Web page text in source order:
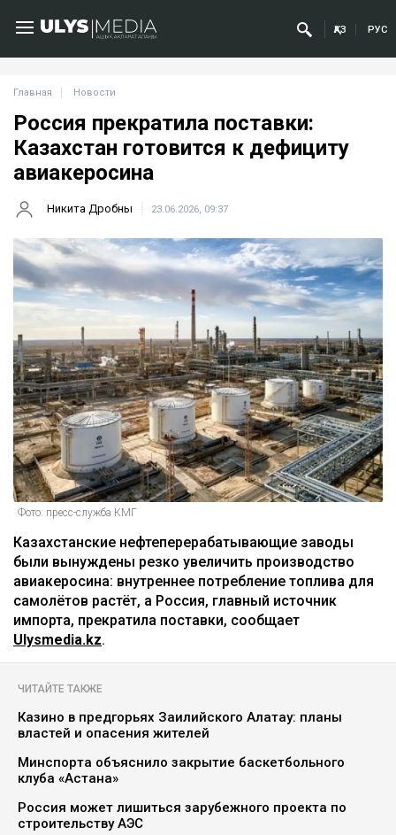
ҚАЗ РУС
Главная Новости
Россия прекратила поставки:
Казахстан готовится к дефициту
авиакеросина
Никита Дробны 23.06.2026, 09:37
Фото: пресс-служба КМГ
Казахстанские нефтеперерабатывающие заводы
были вынуждены резко увеличить производство
авиакеросина: внутреннее потребление топлива для
самолётов растёт, а Россия, главный источник
импорта, прекратила поставки, сообщает
Ulysmedia.kz.
ЧИТАЙТЕ ТАКЖЕ
Казино в предгорьях Заилийского Алатау: планы
властей и опасения жителей
Минспорта объяснило закрытие баскетбольного
клуба «Астана»
Россия может лишиться зарубежного проекта по
строительству АЭС